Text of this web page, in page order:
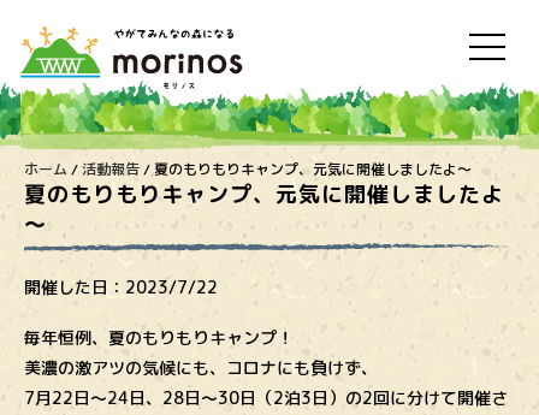
ホーム /活動報告/ 夏のもりもりキャンプ、元気に開催しましたよ～
夏のもりもりキャンプ、元気に開催しましたよ
～
開催した日： 2023/7/22
毎年恒例、夏のもりもりキャンプ！
美濃の激アツの気候にも、コロナにも負けず、
7月22日～24日、28日～30日（2泊3日）の2回に分けて開催さ